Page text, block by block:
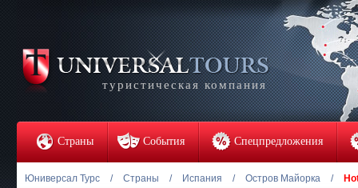
туристическая компания
Страны События Спецпредложения
Юниверсал Турс / Страны / Испания / Остров Майорка /